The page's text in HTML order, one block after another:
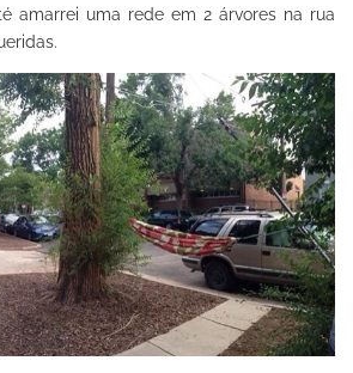
amarrei uma rede em 2 árvores na rua